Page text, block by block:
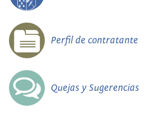
Perfil de contratante
Quejas y Sugerencias